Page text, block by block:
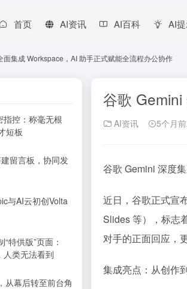
首页 AI资讯 AI百科 AI
面集成 Workspace，AI 助手正式赋能全流程办公协作
谷歌
AI资讯 5个月
谷歌 Gemini 深度
近日，谷歌正式宣
Slides 等），标志
对手的正面回应，
集成亮点：从创作
控：称毫无根
短板
留言板，协同发
与AI云初创Volta
特供版”页面：
人类无法看到
从幕后转至前台角